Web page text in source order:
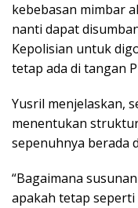
kebebasan mimbar
nanti dapat
Kepolisian untuk
tetap ada di tangan
Yusril menjelaskan,
menentukan
sepenuhnya berada
“Bagaimana
apakah tetap